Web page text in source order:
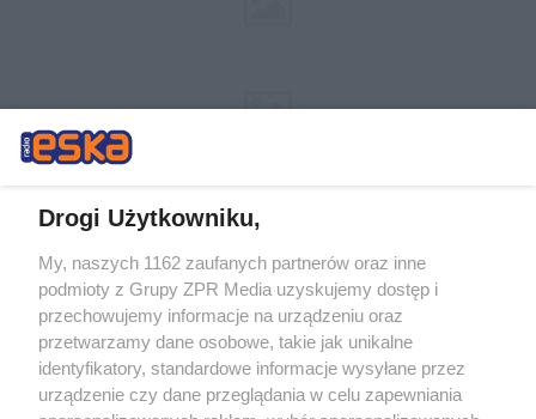
Drogi Użytkowniku,
My, naszych 1162 zaufanych partnerów oraz inne
podmioty z Grupy ZPR Media uzyskujemy dostęp i
przechowujemy informacje na urządzeniu oraz
przetwarzamy dane osobowe, takie jak unikalne
identyfikatory, standardowe informacje wysyłane przez
urządzenie czy dane przeglądania w celu zapewniania